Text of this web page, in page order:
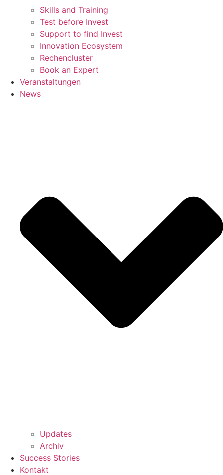
Skills and Training
Test before Invest
Support to find Invest
Innovation Ecosystem
Rechencluster​
Book an Expert
Veranstaltungen
News
Updates
Archiv
Success Stories
Kontakt